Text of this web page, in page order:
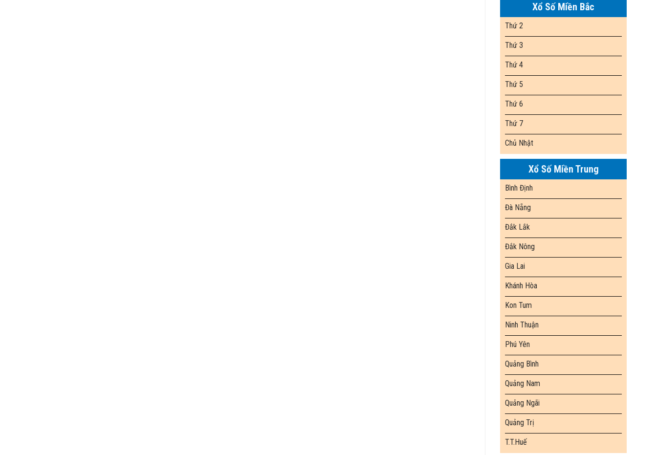
Xổ Số Miền Bắc
Thứ 2
Thứ 3
Thứ 4
Thứ 5
Thứ 6
Thứ 7
Chủ Nhật
Xổ Số Miền Trung
Bình Định
Đà Nẵng
Đắk Lắk
Đắk Nông
Gia Lai
Khánh Hòa
Kon Tum
Ninh Thuận
Phú Yên
Quảng Bình
Quảng Nam
Quảng Ngãi
Quảng Trị
T.T.Huế